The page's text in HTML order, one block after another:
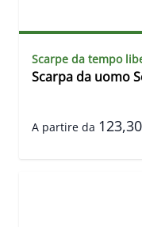
Scarpe da tempo
Scarpa da uomo
A partire da